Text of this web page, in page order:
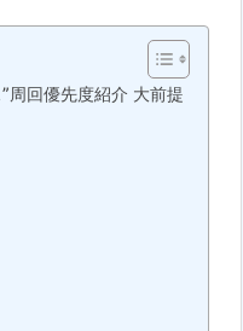
周回優先度紹介 大前提